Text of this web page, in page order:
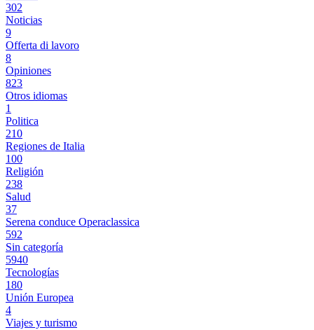
302
Noticias
9
Offerta di lavoro
8
Opiniones
823
Otros idiomas
1
Politica
210
Regiones de Italia
100
Religión
238
Salud
37
Serena conduce Operaclassica
592
Sin categoría
5940
Tecnologías
180
Unión Europea
4
Viajes y turismo